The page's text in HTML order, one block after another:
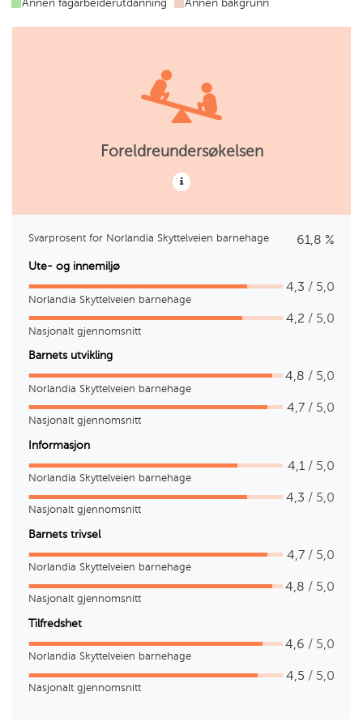
Annen fagarbeiderutdanning
Annen bakgrunn
Foreldreundersøkelsen
Svarprosent for Norlandia Skyttelveien barnehage 61,8 %
Ute- og innemiljø
4,3 / 5,0
Norlandia Skyttelveien barnehage
4,2 / 5,0
Nasjonalt gjennomsnitt
Barnets utvikling
4,8 / 5,0
Norlandia Skyttelveien barnehage
4,7 / 5,0
Nasjonalt gjennomsnitt
Informasjon
4,1 / 5,0
Norlandia Skyttelveien barnehage
4,3 / 5,0
Nasjonalt gjennomsnitt
Barnets trivsel
4,7 / 5,0
Norlandia Skyttelveien barnehage
4,8 / 5,0
Nasjonalt gjennomsnitt
Tilfredshet
4,6 / 5,0
Norlandia Skyttelveien barnehage
4,5 / 5,0
Nasjonalt gjennomsnitt